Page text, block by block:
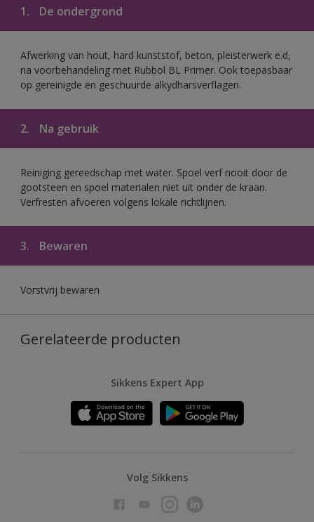
1. De ondergrond
Afwerking van hout, hard kunststof, beton, pleisterwerk e.d,
na voorbehandeling met Rubbol BL Primer. Ook toepasbaar
op gereinigde en geschuurde alkydharsverflagen.
2. Na gebruik
Reiniging gereedschap met water. Spoel verf nooit door de
gootsteen en spoel materialen niet uit onder de kraan.
Verfresten afvoeren volgens lokale richtlijnen.
3. Bewaren
Vorstvrij bewaren
Gerelateerde producten
Sikkens Expert App
Volg Sikkens